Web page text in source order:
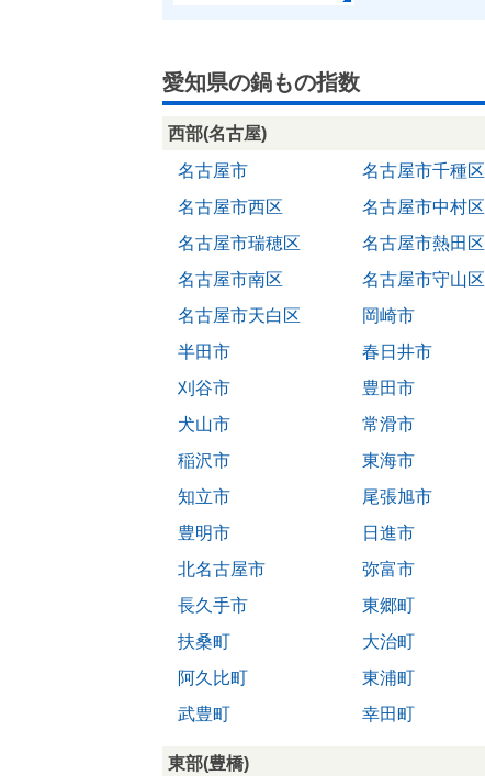
愛知県の鍋もの指数
西部(名古屋)
名古屋市
名古屋市千種区
名古屋市西区
名古屋市中村区
名古屋市瑞穂区
名古屋市熱田区
名古屋市南区
名古屋市守山区
名古屋市天白区
岡崎市
半田市
春日井市
刈谷市
豊田市
犬山市
常滑市
稲沢市
東海市
知立市
尾張旭市
豊明市
日進市
北名古屋市
弥富市
長久手市
東郷町
扶桑町
大治町
阿久比町
東浦町
武豊町
幸田町
東部(豊橋)